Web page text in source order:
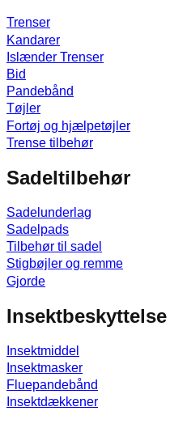
Trenser
Kandarer
Islænder Trenser
Bid
Pandebånd
Tøjler
Fortøj og hjælpetøjler
Trense tilbehør
Sadeltilbehør
Sadelunderlag
Sadelpads
Tilbehør til sadel
Stigbøjler og remme
Gjorde
Insektbeskyttelse
Insektmiddel
Insektmasker
Fluepandebånd
Insektdækkener